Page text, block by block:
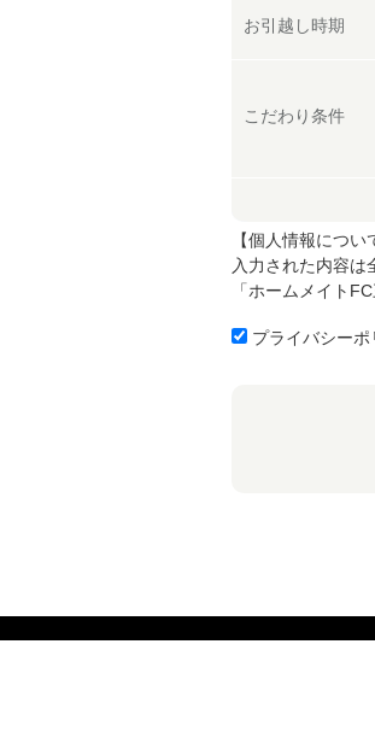
お引越し時期
こだわり条件
【個人情報につい
入力された内容は
「ホームメイト
プライバシー